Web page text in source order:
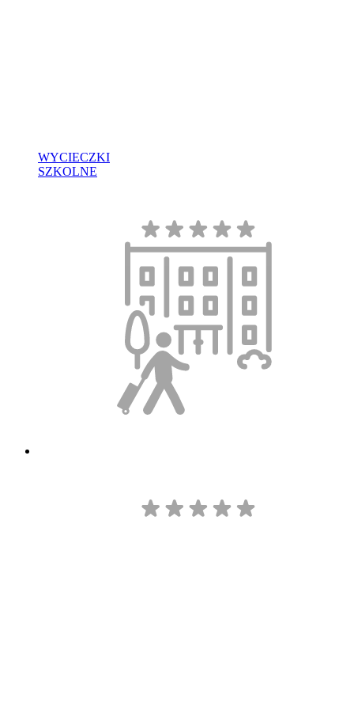
WYCIECZKI
SZKOLNE